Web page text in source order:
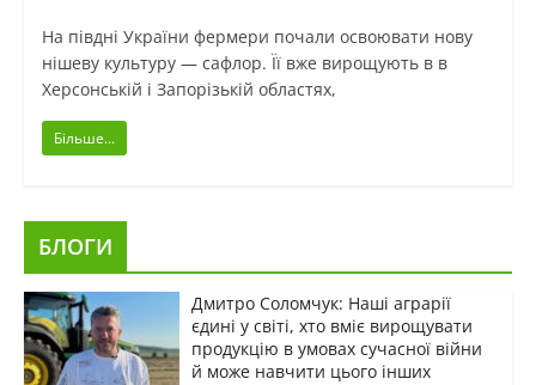
На півдні України фермери почали освоювати нову
нішеву культуру — сафлор. Її вже вирощують в в
Херсонській і Запорізькій областях,
Більше...
БЛОГИ
Дмитро Соломчук: Наші аграрії
єдині у світі, хто вміє вирощувати
продукцію в умовах сучасної війни
й може навчити цього інших